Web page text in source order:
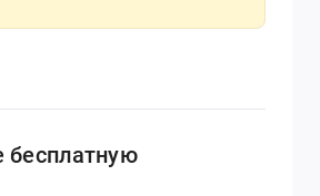
бесплатную